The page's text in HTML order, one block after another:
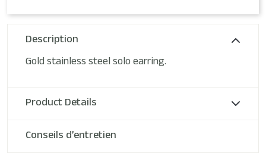
Description
Gold stainless steel solo earring.
Product Details
Conseils d’entretien